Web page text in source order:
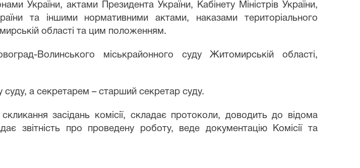
України, актами Президента України, Кабінету Міністрів України,
та іншими нормативними актами, наказами територіального
області та цим положенням.
Волинського міськрайонного суду Житомирській області,
суду, а секретарем – старший секретар суду.
засідань комісії, складає протоколи, доводить до відома
звітність про проведену роботу, веде документацію Комісії та